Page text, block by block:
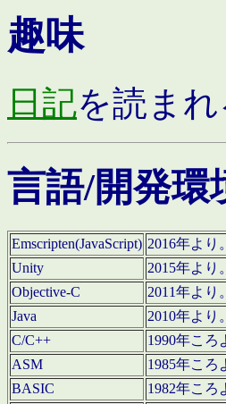
趣味
日記を読ま
言語/開発環
Emscripten(JavaScript) 2016年より。
Unity
2015年より
Objective-C
2011年より
Java
2010年より
C/C++
1990年ころ
ASM
1985年ころ
BASIC
1982年ころ